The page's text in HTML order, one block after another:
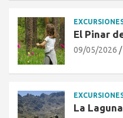
El Pinar
09/05/2026
La